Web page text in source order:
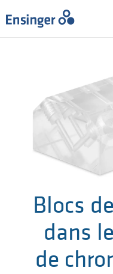
VOTRE
Accueil
Blocs
dans
de